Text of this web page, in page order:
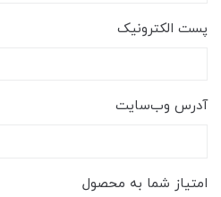
پست الکترونیک
آدرس وب‌سایت
امتیاز شما به محصول